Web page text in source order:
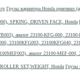
Грузы вариатора Honda оригинал
23100KFG003, 23100KFG640,
Грузы